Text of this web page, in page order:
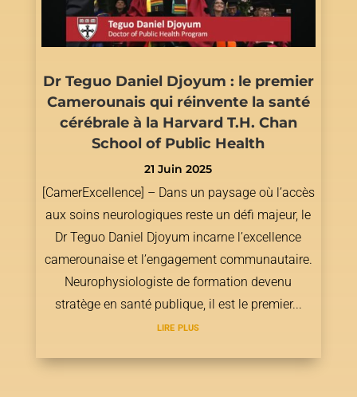
Dr Teguo Daniel Djoyum : le premier
Camerounais qui réinvente la santé
cérébrale à la Harvard T.H. Chan
School of Public Health
21 Juin 2025
[CamerExcellence] – Dans un paysage où l’accès
aux soins neurologiques reste un défi majeur, le
Dr Teguo Daniel Djoyum incarne l’excellence
camerounaise et l’engagement communautaire.
Neurophysiologiste de formation devenu
stratège en santé publique, il est le premier...
lire plus